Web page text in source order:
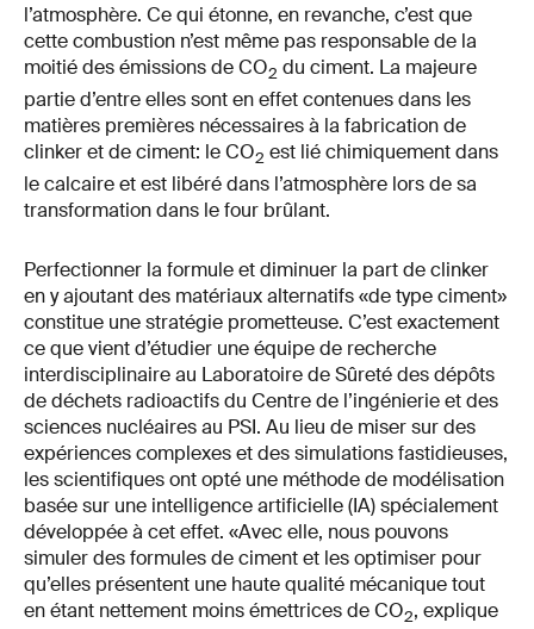
l’atmosphère. Ce qui étonne, en revanche, c’est que
cette combustion n’est même pas responsable de la
moitié des émissions de CO2 du ciment. La majeure
partie d’entre elles sont en effet contenues dans les
matières premières nécessaires à la fabrication de
clinker et de ciment: le CO2 est lié chimiquement dans
le calcaire et est libéré dans l’atmosphère lors de sa
transformation dans le four brûlant.
Perfectionner la formule et diminuer la part de clinker
en y ajoutant des matériaux alternatifs «de type ciment»
constitue une stratégie prometteuse. C’est exactement
ce que vient d’étudier une équipe de recherche
interdisciplinaire au Laboratoire de Sûreté des dépôts
de déchets radioactifs du Centre de l’ingénierie et des
sciences nucléaires au PSI. Au lieu de miser sur des
expériences complexes et des simulations fastidieuses,
les scientifiques ont opté une méthode de modélisation
basée sur une intelligence artificielle (IA) spécialement
développée à cet effet. «Avec elle, nous pouvons
simuler des formules de ciment et les optimiser pour
qu’elles présentent une haute qualité mécanique tout
en étant nettement moins émettrices de CO2, explique